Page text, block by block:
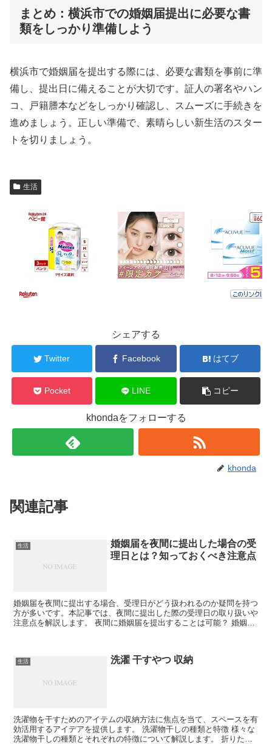
まとめ：横浜市での婚姻届提出に必要な書
類をしっかり準備しよう
横浜市で婚姻届を提出する際には、必要な書類を事前に準
備し、提出日に備えることが大切です。証人の署名やハン
コ、戸籍謄本などをしっかり確認し、スムーズに手続きを
進めましょう。正しい準備で、素晴らしい新生活のスター
トを切りましょう。
生活
シェアする
Twitter Facebook はてブ
Pocket LINE コピー
khondaをフォローする
khonda
関連記事
生活
婚姻届を夜間に提出した場合の受
理日とは？知っておくべき注意点
婚姻届を夜間に提出する場合、受理日がどう扱われるのか疑問を持つ
方が多いです。本記事では、夜間に提出した際の受理日の取り扱いや
注意点を解説します。 夜間に婚姻届を提出することは可能？ 婚姻届
生活 洗濯 干すやつ 収納
洗濯物を干すためのアイテムの収納方法に焦点を当て、スペースを有
効活用するアイデアを提供します。 洗濯物干しの種類と特徴 様々な
洗濯物干しの種類とそれぞれの特徴について解説します。 折りたた